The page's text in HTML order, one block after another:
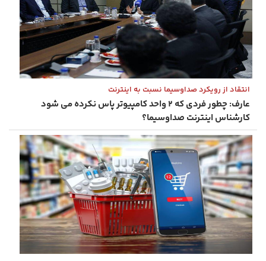
انتقاد از رویکرد صداوسیما نسبت به اینترنت
عارف: چطور فردی که ۲ واحد کامپیوتر پاس نکرده می شود
کارشناس اینترنت صداوسیما؟